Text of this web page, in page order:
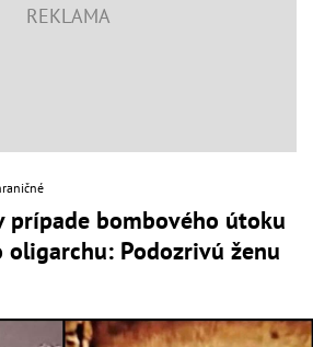
prípade bombového útoku
oligarchu: Podozrivú ženu